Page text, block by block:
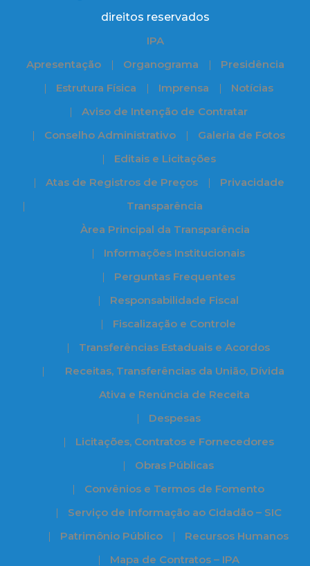
direitos reservados
IPA
Apresentação
Organograma
Presidência
Estrutura Física
Imprensa
Notícias
Aviso de Intenção de Contratar
Conselho Administrativo
Galeria de Fotos
Editais e Licitações
Atas de Registros de Preços
Privacidade
Transparência
Àrea Principal da Transparência
Informações Institucionais
Perguntas Frequentes
Responsabilidade Fiscal
Fiscalização e Controle
Transferências Estaduais e Acordos
Receitas, Transferências da União, Dívida
Ativa e Renúncia de Receita
Despesas
Licitações, Contratos e Fornecedores
Obras Públicas
Convênios e Termos de Fomento
Serviço de Informação ao Cidadão – SIC
Patrimônio Público
Recursos Humanos
Mapa de Contratos – IPA